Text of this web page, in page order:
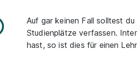
Auf gar keinen Fall solltest
Studienplätze verfassen.
hast, so ist dies für einen